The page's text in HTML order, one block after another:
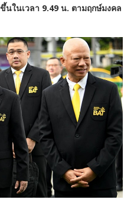
นในเวลา 9.49 น. ตามฤกษ์มงคล